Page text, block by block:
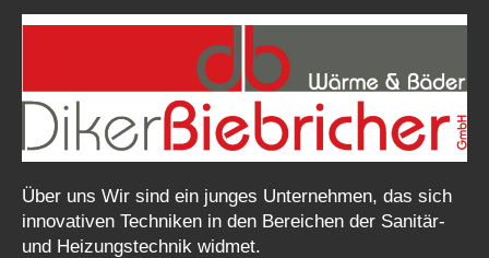
Über uns Wir sind ein junges Unternehmen, das sich
innovativen Techniken in den Be­reichen der Sanitär-
und Heizungstech­nik widmet.